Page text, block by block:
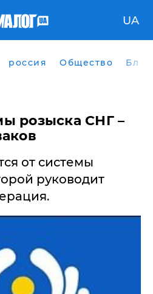
UA
россия Общество
розыска СНГ –
от системы
руководит